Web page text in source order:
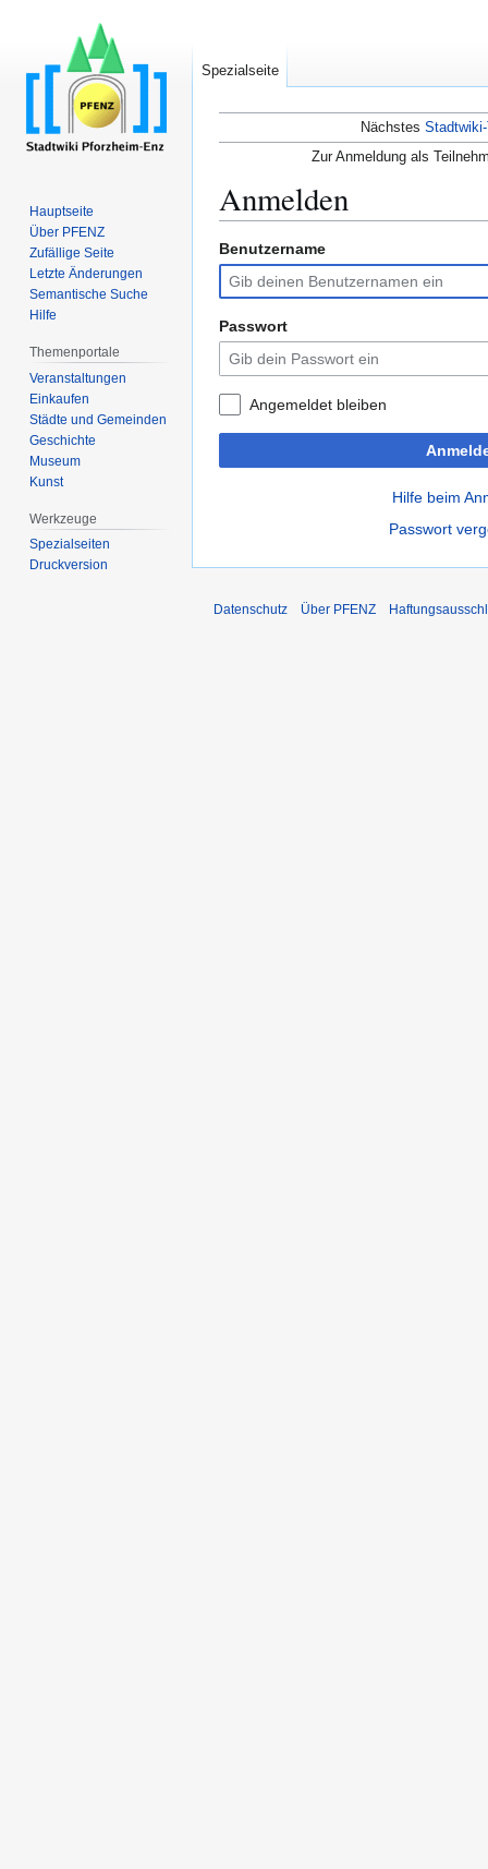
Nächstes
Zur Anmeldung als
Anmelden
Zur
Navigation
springen
Zur
Suche
springen
Benutzername
Passwort
Angemeldet bleiben
Hilfe beim
Passwort
Spezialseite
Hauptseite
Über PFENZ
Zufällige Seite
Letzte Änderungen
Semantische Suche
Hilfe
Themenportale
Veranstaltungen
Einkaufen
Städte und Gemeinden
Geschichte
Museum
Kunst
Werkzeuge
Spezialseiten
Druckversion
Datenschutz Über PFENZ